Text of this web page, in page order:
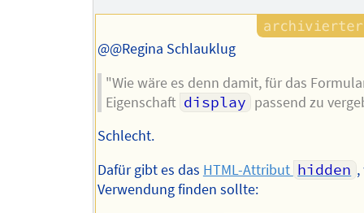
@@Regina Schlauklug
"Wie wäre es denn damit, für das
Eigenschaft display passend zu
Schlecht.
Dafür gibt es das HTML-Attribut hidden
Verwendung finden sollte: